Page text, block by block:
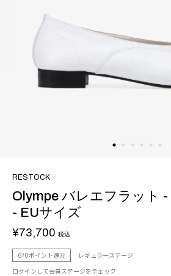
RESTOCK
Olympe バレエフラット
- EUサイズ
¥73,700 税込
670ポイント還元
レギュラーステージ
ログインして会員ステージをチェック